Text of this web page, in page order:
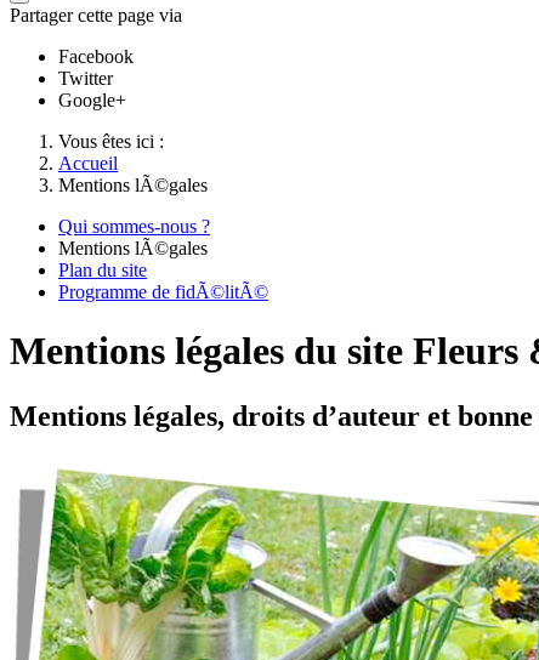
Partager cette page via
Facebook
Twitter
Google+
Vous êtes ici :
Accueil
Mentions lÃ©gales
Qui sommes-nous ?
Mentions lÃ©gales
Plan du site
Programme de fidÃ©litÃ©
Mentions légales du site
Mentions légales, droits d’auteur et